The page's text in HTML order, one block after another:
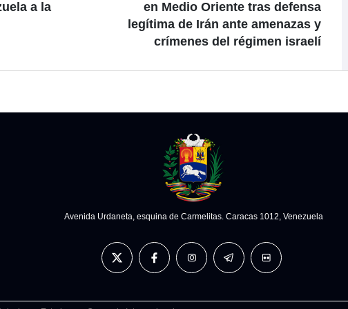
a la
en Medio Oriente tras defensa
legítima de Irán ante amenazas y
crímenes del régimen israelí
Avenida Urdaneta, esquina de Carmelitas. Caracas 1012, Venezuela